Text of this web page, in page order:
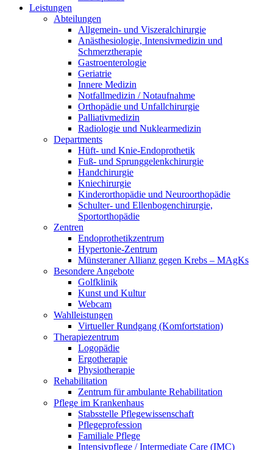
Leistungen
Abteilungen
Allgemein- und Viszeralchirurgie
Anästhesiologie, Intensivmedizin und
Schmerztherapie
Gastroenterologie
Geriatrie
Innere Medizin
Notfallmedizin / Notaufnahme
Orthopädie und Unfallchirurgie
Palliativmedizin
Radiologie und Nuklearmedizin
Departments
Hüft- und Knie-Endoprothetik
Fuß- und Sprunggelenkchirurgie
Handchirurgie
Kniechirurgie
Kinderorthopädie und Neuroorthopädie
Schulter- und Ellenbogenchirurgie,
Sportorthopädie
Zentren
Endoprothetikzentrum
Hypertonie-Zentrum
Münsteraner Allianz gegen Krebs – MAgKs
Besondere Angebote
Golfklinik
Kunst und Kultur
Webcam
Wahlleistungen
Virtueller Rundgang (Komfortstation)
Therapiezentrum
Logopädie
Ergotherapie
Physiotherapie
Rehabilitation
Zentrum für ambulante Rehabilitation
Pflege im Krankenhaus
Stabsstelle Pflegewissenschaft
Pflegeprofession
Familiale Pflege
Intensivpflege / Intermediate Care (IMC)